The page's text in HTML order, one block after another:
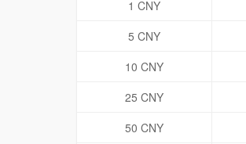
1 CNY
5 CNY
10 CNY
25 CNY
50 CNY